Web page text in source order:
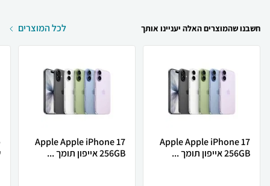
חשבנו שהמוצרים האלה יעניינו אותך לכל המוצרים
Apple Apple iPhone 17
256GB אייפון תומך ...
Apple Apple iPhone 17
256GB אייפון תומך ...